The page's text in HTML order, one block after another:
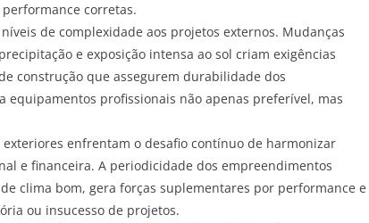
corretas.
de complexidade aos projetos externos. Mudanças
e exposição intensa ao sol criam exigências
construção que assegurem durabilidade dos
equipamentos profissionais não apenas preferível, mas
enfrentam o desafio contínuo de harmonizar
e financeira. A periodicidade dos empreendimentos
clima bom, gera forças suplementares por performance e
ou insucesso de projetos.